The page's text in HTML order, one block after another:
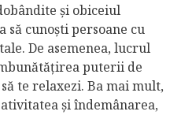
și obiceiul
să cunoști persoane cu
De asemenea, lucrul
puterii de
te relaxezi. Ba mai mult,
și îndemânarea,